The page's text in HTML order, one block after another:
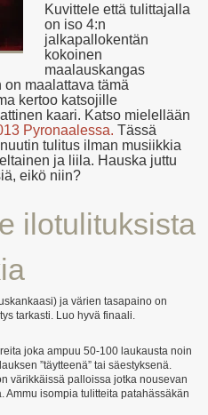
Kuvittele että tulittajalla
on iso 4:n
jalkapallokentän
kokoinen
maalauskangas
maalattava tämä
kertoo katsojille
kaari. Katso mielellään
Pyronaalessa. Tässä
tulitus ilman musiikkia
ja liila. Hauska juttu
eikö niin?
ilotulituksista
ja värien tasapaino on
tarkasti. Luo hyvä finaali.
joka ampuu 50-100 laukausta noin
”täytteenä” tai säestyksenä.
värikkäissä palloissa jotka nousevan
isompia tulitteita patahässäkän